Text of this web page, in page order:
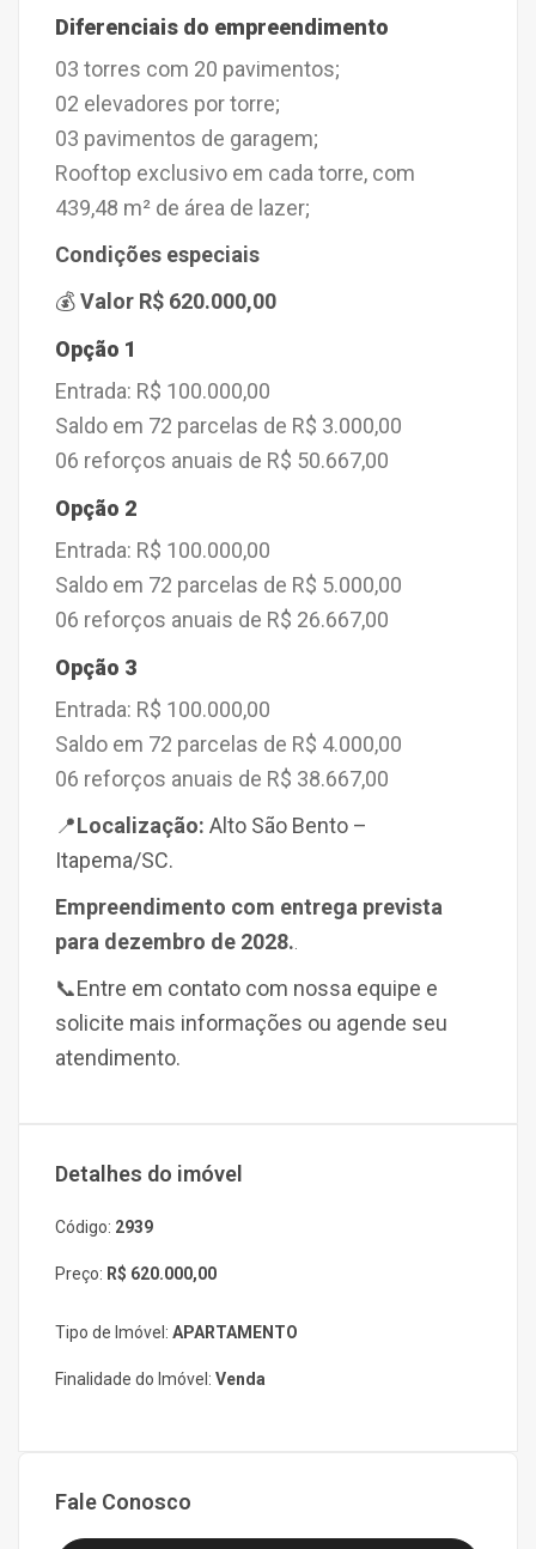
Diferenciais do empreendimento
03 torres com 20 pavimentos;
02 elevadores por torre;
03 pavimentos de garagem;
Rooftop exclusivo em cada torre, com
439,48 m² de área de lazer;
Condições especiais
💰Valor R$ 620.000,00
Opção 1
Entrada: R$ 100.000,00
Saldo em 72 parcelas de R$ 3.000,00
06 reforços anuais de R$ 50.667,00
Opção 2
Entrada: R$ 100.000,00
Saldo em 72 parcelas de R$ 5.000,00
06 reforços anuais de R$ 26.667,00
Opção 3
Entrada: R$ 100.000,00
Saldo em 72 parcelas de R$ 4.000,00
06 reforços anuais de R$ 38.667,00
📍Localização: Alto São Bento –
Itapema/SC.
Empreendimento com entrega prevista
para dezembro de 2028.
📞Entre em contato com nossa equipe e
solicite mais informações ou agende seu
atendimento.
Detalhes do imóvel
Código: 2939
Preço: R$ 620.000,00
Tipo de Imóvel: APARTAMENTO
Finalidade do Imóvel: Venda
Fale Conosco